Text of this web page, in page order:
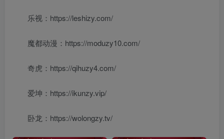
乐视：https://leshizy.com/
魔都动漫：https://moduzy10.com/
奇虎：https://qihuzy4.com/
爱坤：https://ikunzy.vip/
卧龙：https://wolongzy.tv/